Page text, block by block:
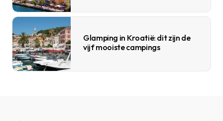
Glamping in Kroatië: dit zijn de
vijf mooiste campings